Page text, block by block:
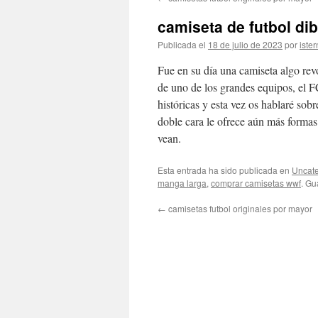
contenido
camiseta de futbol
Publicada el 18 de julio de 2023 por
Fue en su día una camiseta algo
de uno de los grandes equipos, el
históricas y esta vez os hablaré
doble cara le ofrece aún más
vean.
Esta entrada ha sido publicada en
manga larga, comprar camisetas wwf.
← camisetas futbol originales por mayor